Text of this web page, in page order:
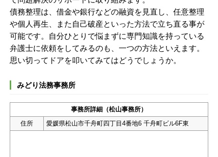
債務整理は、借金や銀行などの融資を見直し、任意整理
や個人再生、また自己破産といった方法で立ち直る事が
可能です。自分ひとりで悩まずに専門知識を持っている
弁護士に依頼をしてみるのも、一つの方法といえます。
思い切ってドアを叩いてみてはどうでしょうか。
みどり法務事務所
事務所詳細（松山事務所）
住所
愛媛県松山市千舟町四丁目4番地6 千舟町ビル6F東